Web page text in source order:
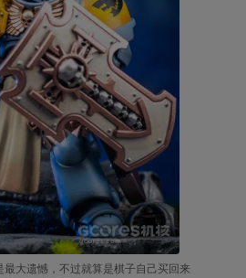
大遗憾，不过就算是棋子自己买回来